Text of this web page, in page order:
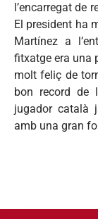
l’encarregat de
El president ha
Martínez a
fitxatge era una
molt feliç de
bon record de
jugador català
amb una gran